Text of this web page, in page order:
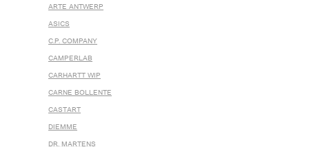
ARTE ANTWERP
ASICS
C.P. COMPANY
CAMPERLAB
CARHARTT WIP
CARNE BOLLENTE
CASTART
DIEMME
DR. MARTENS